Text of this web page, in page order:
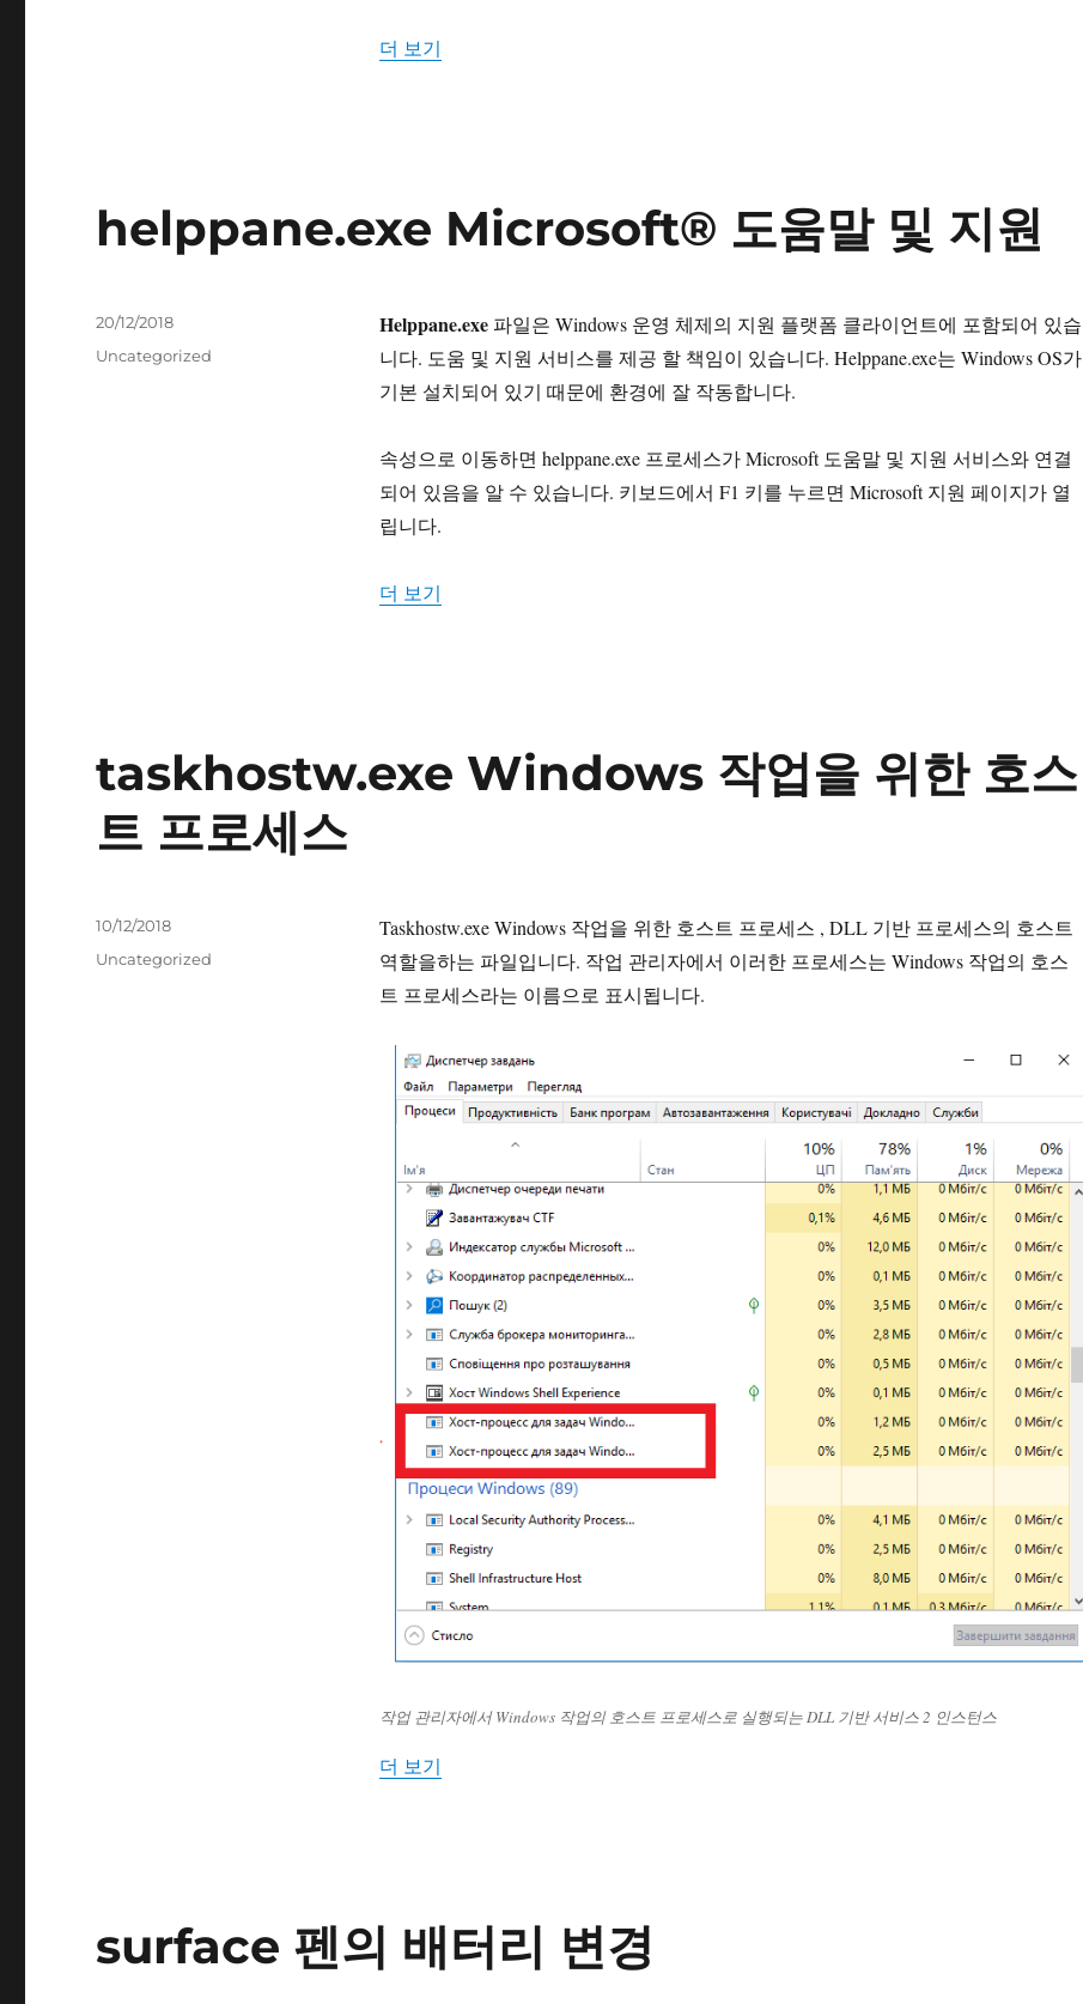
더 보기
helppane.exe Microsoft® 도움말 및 지원
Helppane.exe파일은 Windows 운영 체제의 지원 플랫폼 클라이언트에 포함되어 있습
니다. 도움 및 지원 서비스를 제공 할 책임이 있습니다. Helppane.exe는 Windows OS가
기본 설치되어 있기 때문에 환경에 잘 작동합니다.
속성으로 이동하면 helppane.exe 프로세스가 Microsoft 도움말 및 지원 서비스와 연결
되어 있음을 알 수 있습니다. 키보드에서 F1 키를 누르면 Microsoft 지원 페이지가 열
립니다.
더 보기
작
20/12/2018
카
Uncategorized
taskhostw.exe Windows 작업을 위한 호스
트 프로세스
Taskhostw.exe Windows 작업을 위한 호스트 프로세스 , DLL 기반 프로세스의 호스트
역할을하는 파일입니다. 작업 관리자에서 이러한 프로세스는 Windows 작업의 호스
트 프로세스라는 이름으로 표시됩니다.
작업 관리자에서 Windows 작업의 호스트 프로세스로 실행되는 DLL 기반 서비스 2 인스턴스
더 보기
작
10/12/2018
카
Uncategorized
surface 펜의 배터리 변경